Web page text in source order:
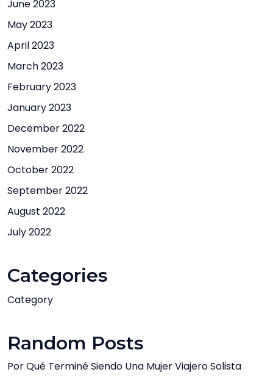
June 2023
May 2023
April 2023
March 2023
February 2023
January 2023
December 2022
November 2022
October 2022
September 2022
August 2022
July 2022
Categories
Category
Random Posts
Por Qué Terminé Siendo Una Mujer Viajero Solista